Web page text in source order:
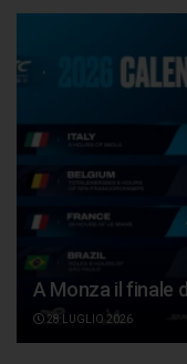
A Monza il finale
28 LUGLIO 2026